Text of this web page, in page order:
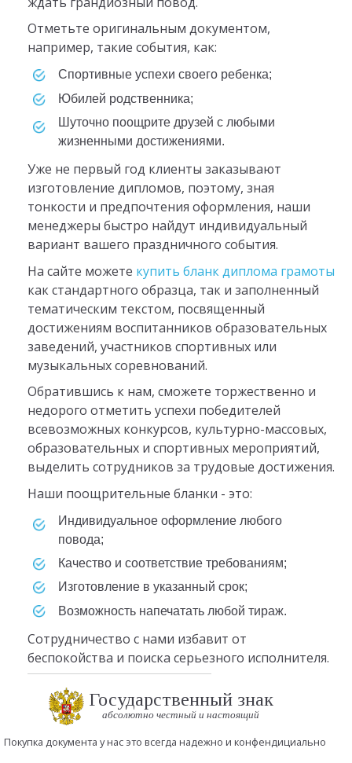
Отметьте оригинальным документом,
например, такие события, как:
спортивные успехи своего ребенка;
юбилей родственника;
шуточно поощрите друзей с любыми
жизненными достижениями.
Уже не первый год клиенты заказывают
изготовление дипломов, поэтому, зная
тонкости и предпочтения оформления, наши
менеджеры быстро найдут индивидуальный
вариант вашего праздничного события.
На сайте можете купить бланк диплома грамоты
как стандартного образца, так и заполненный
тематическим текстом, посвященный
достижениям воспитанников образовательных
заведений, участников спортивных или
музыкальных соревнований.
Обратившись к нам, сможете торжественно и
недорого отметить успехи победителей
всевозможных конкурсов, культурно-массовых,
образовательных и спортивных мероприятий,
выделить сотрудников за трудовые достижения.
Наши поощрительные бланки - это:
индивидуальное оформление любого
повода;
качество и соответствие требованиям;
изготовление в указанный срок;
возможность напечатать любой тираж.
Сотрудничество с нами избавит от
беспокойства и поиска серьезного исполнителя.
Государственный знак
абсолютно честный и настоящий
Покупка документа у нас это всегда надежно и конфендициально